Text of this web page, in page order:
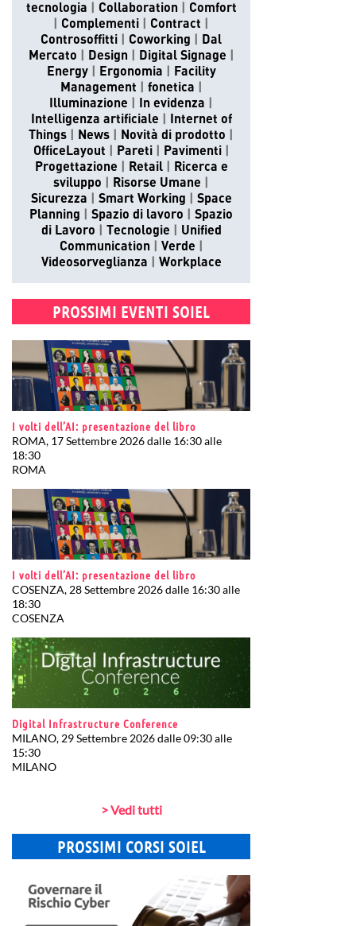
tecnologia Collaboration
Comfort
Complementi
Contract
Controsoffitti
Coworking
Dal
Mercato
Design
Digital Signage
Energy
Ergonomia
Facility
Management
fonetica
Illuminazione
In evidenza
Intelligenza artificiale
Internet of
Things
News
Novità di prodotto
OfficeLayout
Pareti
Pavimenti
Progettazione
Retail
Ricerca e
sviluppo
Risorse Umane
Sicurezza
Smart Working
Space
Planning
Spazio di lavoro
Spazio
di Lavoro
Tecnologie
Unified
Communication
Verde
Videosorveglianza
Workplace
PROSSIMI EVENTI SOIEL
I volti dell’AI: presentazione del libro
ROMA, 17 Settembre 2026 dalle 16:30 alle
18:30
ROMA
I volti dell’AI: presentazione del libro
COSENZA, 28 Settembre 2026 dalle 16:30 alle
18:30
COSENZA
Digital Infrastructure Conference
MILANO, 29 Settembre 2026 dalle 09:30 alle
15:30
MILANO
> Vedi tutti
PROSSIMI CORSI SOIEL